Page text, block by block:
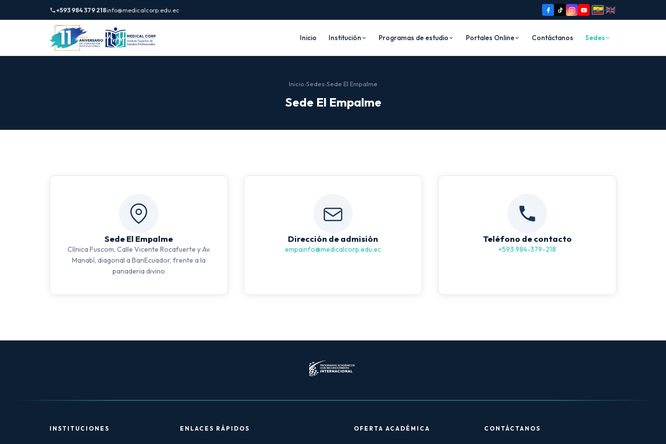
+593 984 379 218info@medicalcorp.edu.ec
Inicio Institución Programas de estudio Portales Online Contáctanos Sedes
Inicio›Sedes›Sede El Empalme
Sede El Empalme
Sede El Empalme
Clínica Fuscom, Calle Vicente Rocafuerte y Av.
Manabí, diagonal a BanEcuador, frente a la
panaderia divino
Dirección de admisión
empainfo@medicalcorp.edu.ec
Teléfono de contacto
+593 984-379-218
INSTITUCIONES ENLACES RÁPIDOS OFERTA ACADÉMICA CONTÁCTANOS